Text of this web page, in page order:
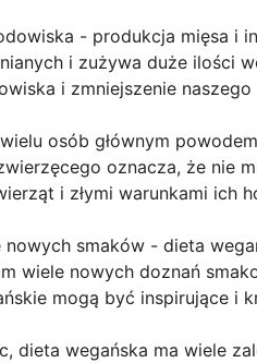
- produkcja mięsa i
i zużywa duże ilości
i zmniejszenie
osób głównym
oznacza, że nie
i złymi warunkami ich
nowych smaków - dieta
wiele nowych doznań
mogą być inspirujące i
dieta wegańska ma wiele